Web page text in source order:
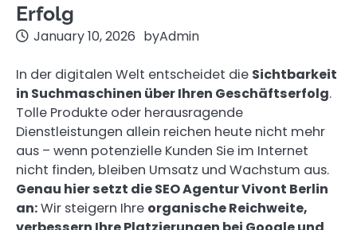
Erfolg
January 10, 2026 byAdmin
In der digitalen Welt entscheidet die Sichtbarkeit
in Suchmaschinen über Ihren Geschäftserfolg.
Tolle Produkte oder herausragende
Dienstleistungen allein reichen heute nicht mehr
aus – wenn potenzielle Kunden Sie im Internet
nicht finden, bleiben Umsatz und Wachstum aus.
Genau hier setzt die SEO Agentur Vivont Berlin
an:Wir steigern Ihre organische Reichweite,